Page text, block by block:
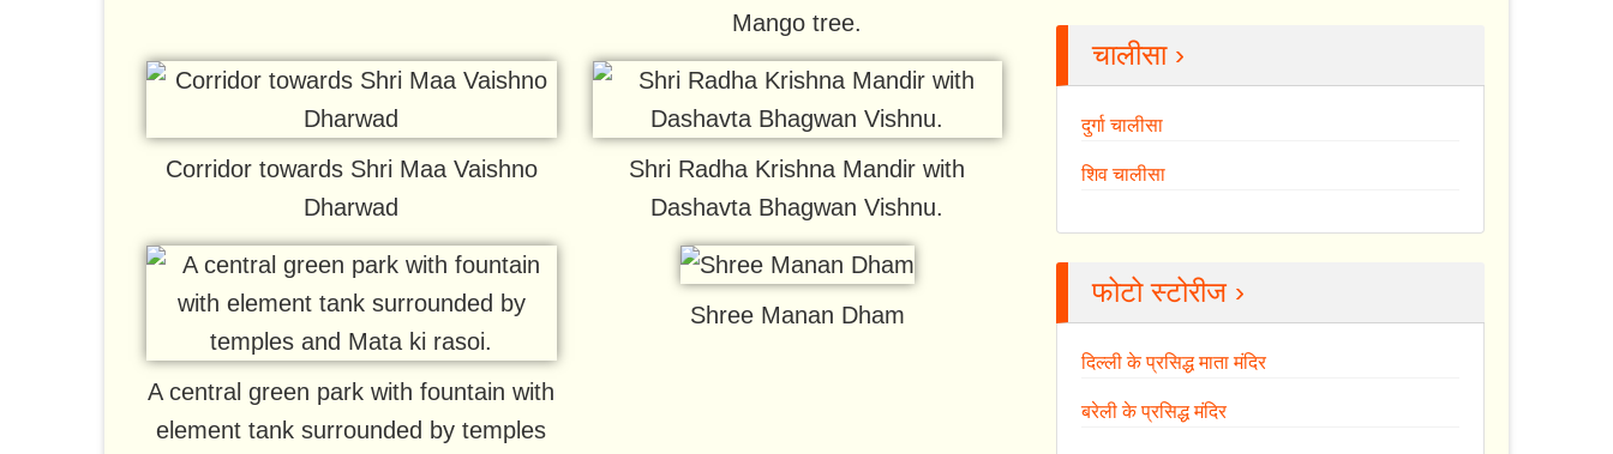
Mango tree.
Corridor towards Shri Maa Vaishno
Dharwad
Shri Radha Krishna Mandir with
Dashavta Bhagwan Vishnu.
A central green park with fountain with
element tank surrounded by temples
Shree Manan Dham
चालीसा ›
दुर्गा चालीसा
शिव चालीसा
फोटो स्टोरीज ›
दिल्ली के प्रसिद्ध माता मंदिर
बरेली के प्रसिद्ध मंदिर